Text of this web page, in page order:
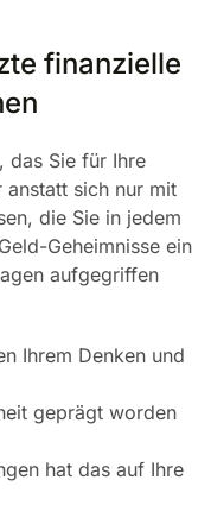
finanzielle
, das Sie für Ihre
anstatt sich nur mit
die Sie in jedem
Geheimnisse ein
aufgegriffen
Ihrem Denken und
geprägt worden
hat das auf Ihre